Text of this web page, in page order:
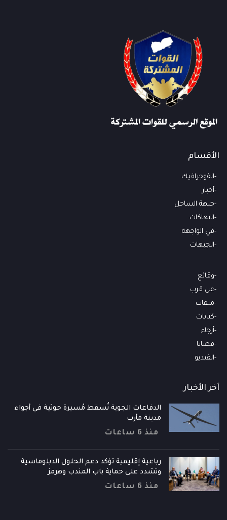
الأقسام
انفوجرافيك
أخبار
جبهة الساحل
انتهاكات
في الواجهة
الجبهات
وقائع
عن قرب
ملفات
كتابات
أرجاء
قضايا
الفيديو
آخر الأخبار
الدفاعات الجوية تُسقط مُسيرة حوثية في أجواء
مدينة مأرب
منذ 6 ساعات
رباعية إقليمية تؤكد دعم الحلول الدبلوماسية
وتشدد على حماية باب المندب وهرمز
منذ 6 ساعات